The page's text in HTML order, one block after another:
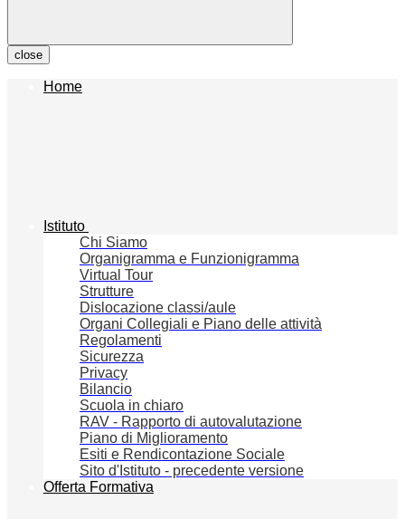
close
Home
Istituto
Chi Siamo
Organigramma e Funzionigramma
Virtual Tour
Strutture
Dislocazione classi/aule
Organi Collegiali e Piano delle attività
Regolamenti
Sicurezza
Privacy
Bilancio
Scuola in chiaro
RAV - Rapporto di autovalutazione
Piano di Miglioramento
Esiti e Rendicontazione Sociale
Sito d'Istituto - precedente versione
Offerta Formativa